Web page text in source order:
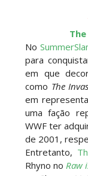
No
para
em que
como The
em
uma fação
WWF ter
de 2001,
Entretanto,
Rhyno no Raw